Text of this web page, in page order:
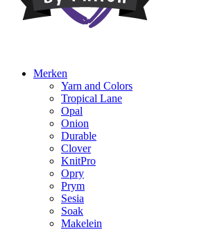
Merken
Yarn and Colors
Tropical Lane
Opal
Onion
Durable
Clover
KnitPro
Opry
Prym
Sesia
Soak
Makelein